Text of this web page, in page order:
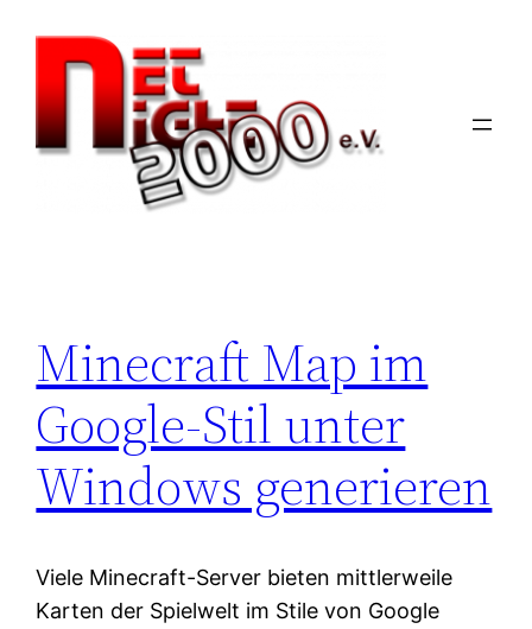
Inhalt
springen
Minecraft Map im
Google-Stil unter
Windows generieren
Viele Minecraft-Server bieten mittlerweile
Karten der Spielwelt im Stile von Google